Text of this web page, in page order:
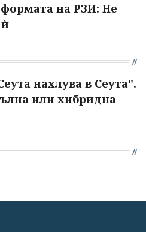
на РЗИ: Не
нахлува в Сеута".
или хибридна